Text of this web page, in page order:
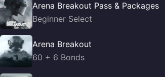
Arena Breakout Pass & Packages
Beginner Select
Arena Breakout
60 + 6 Bonds